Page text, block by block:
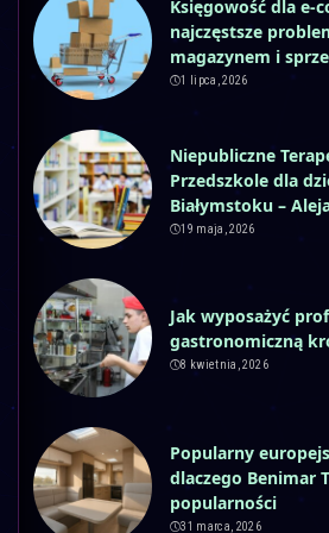
Księgowość dla e-
najczęstsze
magazynem i
1 lipca, 2026
Niepubliczne
Przedszkole dla
Białymstoku –
19 maja, 2026
Jak wyposażyć
gastronomiczną
8 kwietnia, 2026
Popularny
dlaczego Benimar
popularności
31 marca, 2026